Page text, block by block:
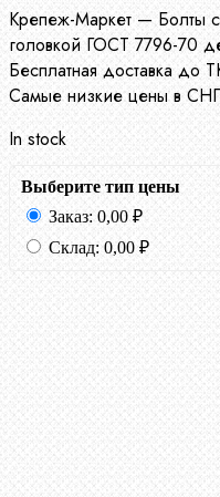
Крепеж-Маркет — Болты
головкой ГОСТ 7796-70
Бесплатная доставка до
Самые низкие цены в
In stock
Выберите тип цены
Заказ: 0,00 ₽
Склад: 0,00 ₽